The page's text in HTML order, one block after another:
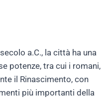
a.C., la città ha una
potenze, tra cui i romani,
il Rinascimento, con
più importanti della